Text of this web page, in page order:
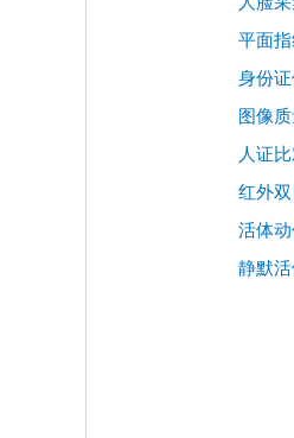
平面
身份
图像
人证
红外双
活体动
静默活